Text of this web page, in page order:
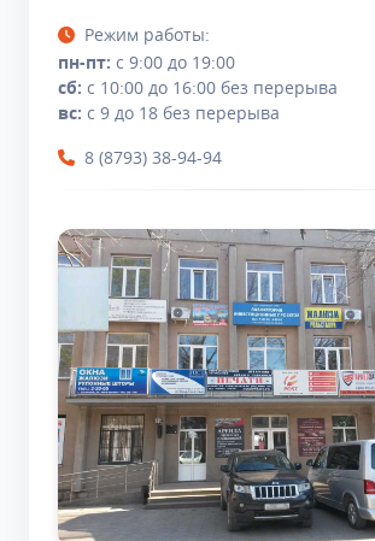
Режим работы:
пн-пт: с 9:00 до 19:00
сб: с 10:00 до 16:00 без перерыва
вс: с 9 до 18 без перерыва
8 (8793) 38-94-94